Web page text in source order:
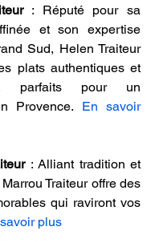
: Réputé pour sa
et son expertise
Sud, Helen Traiteur
plats authentiques et
parfaits pour un
Provence. En savoir
: Alliant tradition et
Traiteur offre des
qui raviront vos
plus